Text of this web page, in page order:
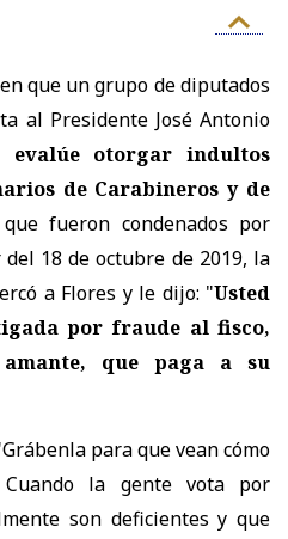
que un grupo de diputados
al Presidente José Antonio
evalúe otorgar indultos
de Carabineros y de
que fueron condenados por
18 de octubre de 2019, la
a Flores y le dijo: "Usted
por fraude al fisco,
que paga a su
para que vean cómo
la gente vota por
son deficientes y que